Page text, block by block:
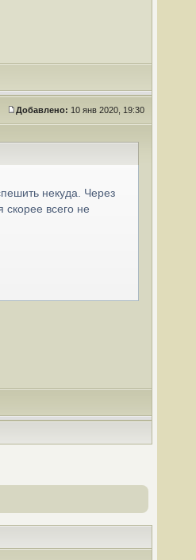
Добавлено: 10 янв 2020, 19:30
некуда. Через
всего не